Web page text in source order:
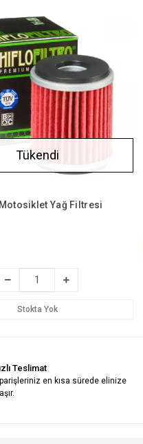
Tükendi
Yağ Filtresi
Stokta Yok
Teslimat
en kısa sürede elinize